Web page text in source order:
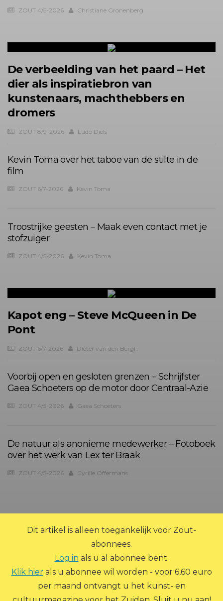
Dit artikel is alleen toegankelijk voor Zout-
abonnees.
Log in als u al abonnee bent.
Klik hierals u abonnee wil worden - voor 6,60 euro
per maand ontvangt u het kunst- en
ZOUT 4/5-2026 Christiane Gronenberg
De verbeelding van het paard – Het
dier als inspiratiebron van
kunstenaars, machthebbers en
dromers
ZOUT 8/9-2026 Ludo Diels
Kevin Toma over het taboe van de stilte in de
film
ZOUT 6/7-2026 Kevin Toma
Troostrijke geesten – Maak even contact met je
stofzuiger
ZOUT 4/5-2026 Kevin Toma
Kapot eng – Steve McQueen in De
Pont
ZOUT 6/7-2026 Dieter van den Bergh
Voorbij open en gesloten grenzen – Schrijfster
Gaea Schoeters op de motor door Centraal-Azië
ZOUT 4/5-2026 Gaea Schoeters
De natuur als anonieme medewerker – Fotoboek
over het werk van Lex ter Braak
ZOUT 4/5-2026 Cyrille Offermans
© 2026 Zout Magazine. Alle rechten voorbehouden.